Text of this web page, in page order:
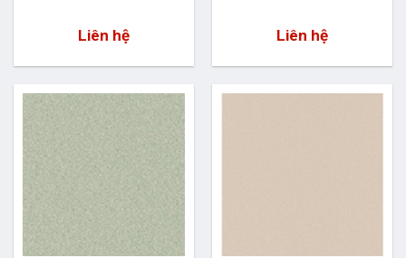
Liên hệ Liên hệ